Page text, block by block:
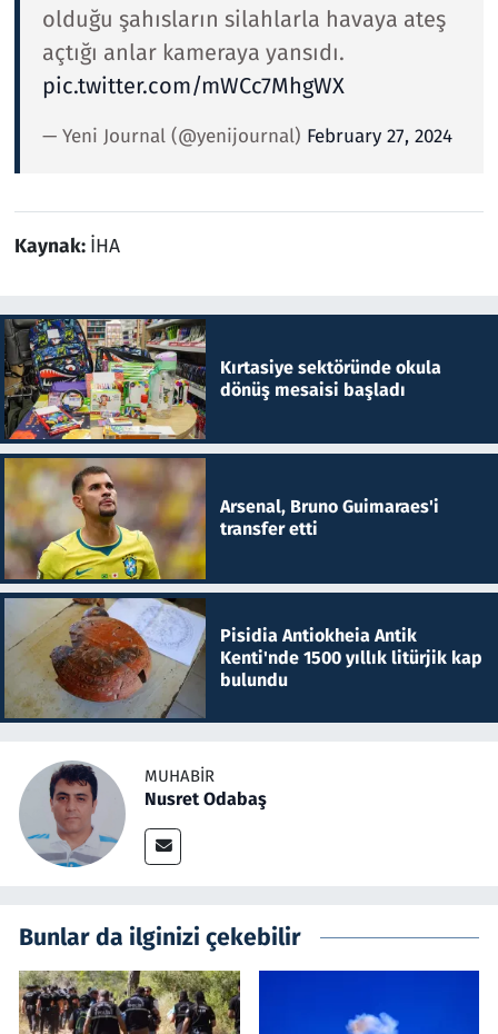
olduğu şahısların silahlarla havaya ateş
açtığı anlar kameraya yansıdı.
pic.twitter.com/mWCc7MhgWX
— Yeni Journal (@yenijournal) February 27, 2024
Kaynak: İHA
Kırtasiye sektöründe okula
dönüş mesaisi başladı
Arsenal, Bruno Guimaraes'i
transfer etti
Pisidia Antiokheia Antik
Kenti'nde 1500 yıllık litürjik kap
bulundu
MUHABIR
Nusret Odabaş
Bunlar da ilginizi çekebilir